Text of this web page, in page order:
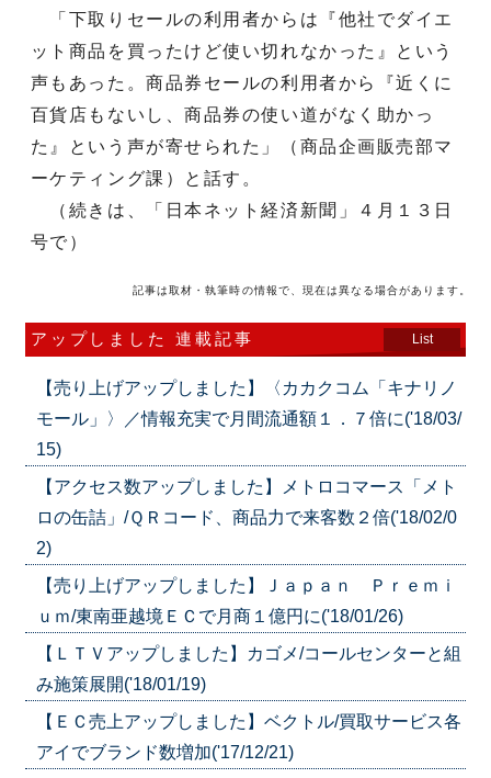
「下取りセールの利用者からは『他社でダイエ
ット商品を買ったけど使い切れなかった』という
声もあった。商品券セールの利用者から『近くに
百貨店もないし、商品券の使い道がなく助かっ
た』という声が寄せられた」（商品企画販売部マ
ーケティング課）と話す。
（続きは、「日本ネット経済新聞」４月１３日
号で）
記事は取材・執筆時の情報で、現在は異なる場合があります。
アップしました 連載記事 List
【売り上げアップしました】〈カカクコム「キナリノ
モール」〉／情報充実で月間流通額１．７倍に('18/03/
15)
【アクセス数アップしました】メトロコマース「メト
ロの缶詰」/ＱＲコード、商品力で来客数２倍('18/02/0
2)
【売り上げアップしました】Ｊａｐａｎ Ｐｒｅｍｉ
ｕｍ/東南亜越境ＥＣで月商１億円に('18/01/26)
【ＬＴＶアップしました】カゴメ/コールセンターと組
み施策展開('18/01/19)
【ＥＣ売上アップしました】ベクトル/買取サービス各
アイでブランド数増加('17/12/21)